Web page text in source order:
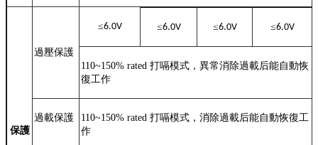
保護
過壓保護
≤6.0V ≤6.0V ≤6.0V ≤6.0V
110~150% rated 打嗝模式，異常消除過載后能自動恢
復工作
過載保護 110~150% rated 打嗝模式，消除過載后能自動恢復工
作